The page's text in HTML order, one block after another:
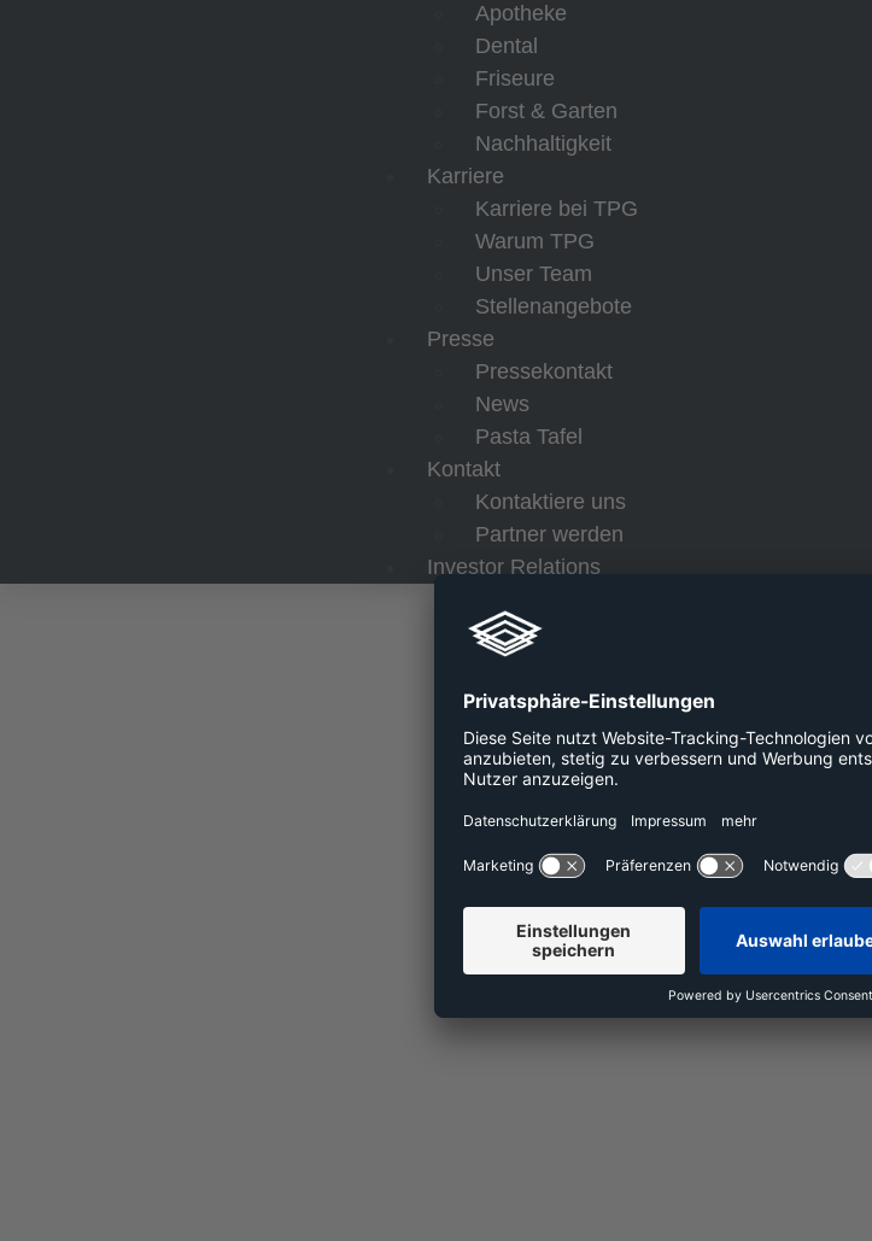
Apotheke
Dental
Friseure
Forst & Garten
Nachhaltigkeit
Karriere
Karriere bei TPG
Warum TPG
Unser Team
Stellenangebote
Presse
Pressekontakt
News
Pasta Tafel
Kontakt
Kontaktiere uns
Partner werden
Investor Relations